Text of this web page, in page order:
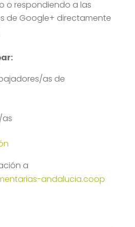
o respondiendo a las
de Google+ directamente
as de
a
andalucia.coop